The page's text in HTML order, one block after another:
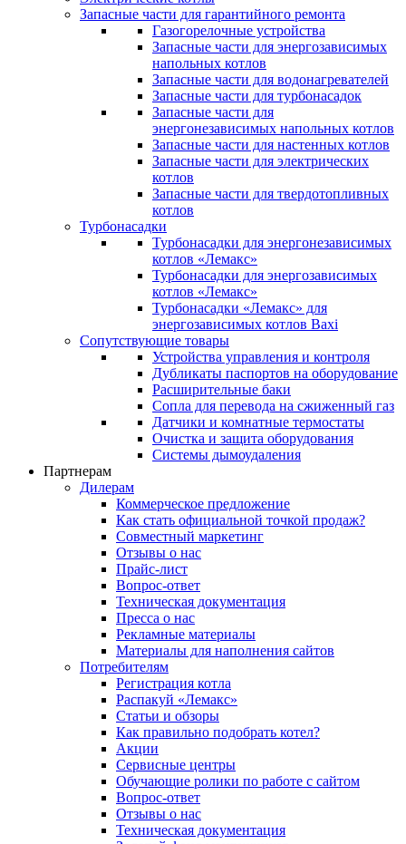
Запасные части для гарантийного ремонта
Газогорелочные устройства
Запасные части для энергозависимых
напольных котлов
Запасные части для водонагревателей
Запасные части для турбонасадок
Запасные части для
энергонезависимых напольных котлов
Запасные части для настенных котлов
Запасные части для электрических
котлов
Запасные части для твердотопливных
котлов
Турбонасадки
Турбонасадки для энергонезависимых
котлов «Лемакс»
Турбонасадки для энергозависимых
котлов «Лемакс»
Турбонасадки «Лемакс» для
энергозависимых котлов Baxi
Сопутствующие товары
Устройства управления и контроля
Дубликаты паспортов на оборудование
Расширительные баки
Сопла для перевода на сжиженный газ
Датчики и комнатные термостаты
Очистка и защита оборудования
Системы дымоудаления
Партнерам
Дилерам
Коммерческое предложение
Как стать официальной точкой продаж?
Совместный маркетинг
Отзывы о нас
Прайс-лист
Вопрос-ответ
Техническая документация
Пресса о нас
Рекламные материалы
Материалы для наполнения сайтов
Потребителям
Регистрация котла
Распакуй «Лемакс»
Статьи и обзоры
Как правильно подобрать котел?
Акции
Сервисные центры
Обучающие ролики по работе с сайтом
Вопрос-ответ
Отзывы о нас
Техническая документация